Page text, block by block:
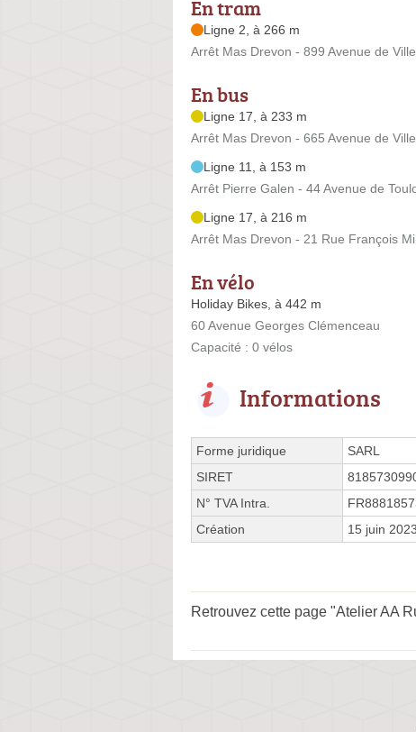
En tram
Ligne 2, à 266 m
Arrêt Mas Drevon - 899 Avenue de
En bus
Ligne 17, à 233 m
Arrêt Mas Drevon - 665 Avenue de
Ligne 11, à 153 m
Arrêt Pierre Galen - 44 Avenue de
Ligne 17, à 216 m
Arrêt Mas Drevon - 21 Rue François
En vélo
Holiday Bikes, à 442 m
60 Avenue Georges Clémenceau
Capacité : 0 vélos
Informations
Forme juridique
SARL
SIRET
N° TVA Intra.
Création
15 juin 2023
Retrouvez cette page "Atelier AA